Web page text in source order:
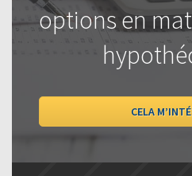
options en
CELA